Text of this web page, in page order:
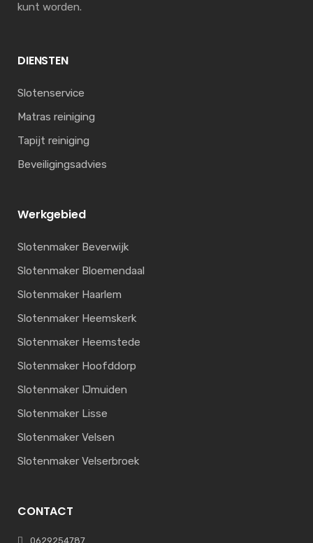
kunt worden.
DIENSTEN
Slotenservice
Matras reiniging
Tapijt reiniging
Beveiligingsadvies
Werkgebied
Slotenmaker Beverwijk
Slotenmaker Bloemendaal
Slotenmaker Haarlem
Slotenmaker Heemskerk
Slotenmaker Heemstede
Slotenmaker Hoofddorp
Slotenmaker IJmuiden
Slotenmaker Lisse
Slotenmaker Velsen
Slotenmaker Velserbroek
CONTACT
0629254787